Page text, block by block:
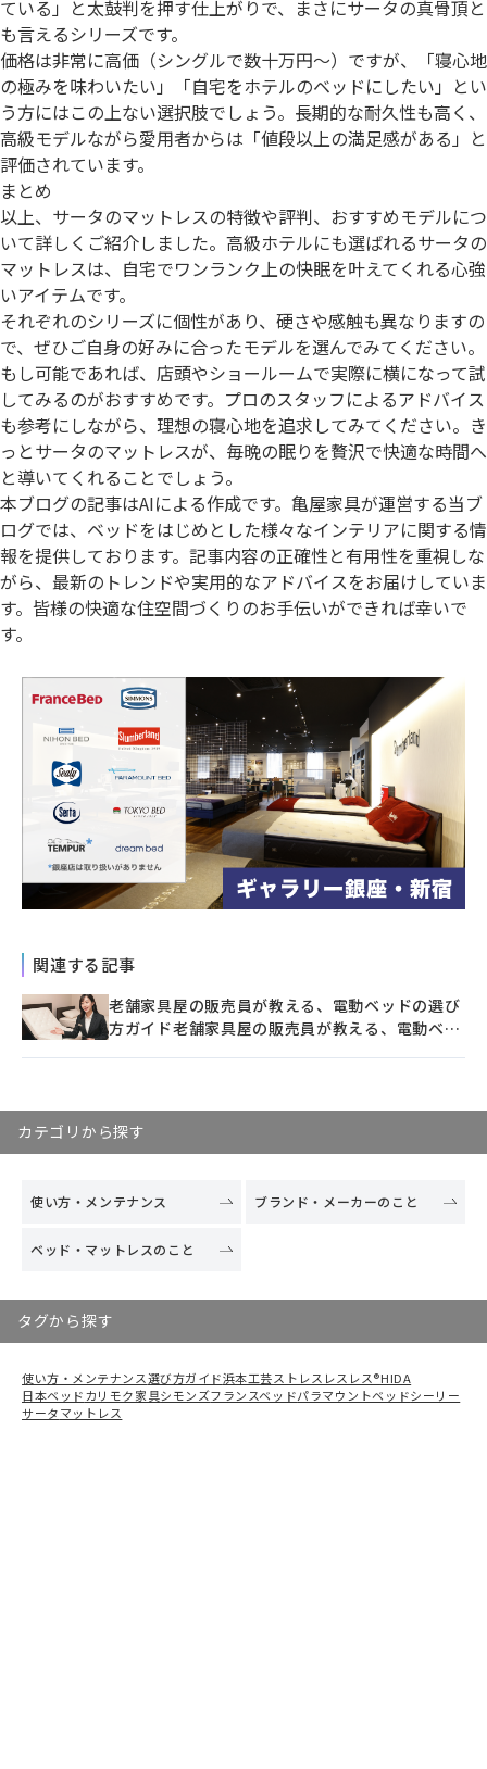
ている」と太鼓判を押す仕上がりで、まさにサータの真骨頂と
も言えるシリーズです。
価格は非常に高価（シングルで数十万円～）ですが、「寝心地
の極みを味わいたい」「自宅をホテルのベッドにしたい」とい
う方にはこの上ない選択肢でしょう。長期的な耐久性も高く、
高級モデルながら愛用者からは「値段以上の満足感がある」と
評価されています。
まとめ
以上、サータのマットレスの特徴や評判、おすすめモデルにつ
いて詳しくご紹介しました。高級ホテルにも選ばれるサータの
マットレスは、自宅でワンランク上の快眠を叶えてくれる心強
いアイテムです。
それぞれのシリーズに個性があり、硬さや感触も異なりますの
で、ぜひご自身の好みに合ったモデルを選んでみてください。
もし可能であれば、店頭やショールームで実際に横になって試
してみるのがおすすめです。プロのスタッフによるアドバイス
も参考にしながら、理想の寝心地を追求してみてください。き
っとサータのマットレスが、毎晩の眠りを贅沢で快適な時間へ
と導いてくれることでしょう。
本ブログの記事はAIによる作成です。亀屋家具が運営する当ブ
ログでは、ベッドをはじめとした様々なインテリアに関する情
報を提供しております。記事内容の正確性と有用性を重視しな
がら、最新のトレンドや実用的なアドバイスをお届けしていま
す。皆様の快適な住空間づくりのお手伝いができれば幸いで
す。
関連する記事
老舗家具屋の販売員が教える、電動ベッドの選び
方ガイド老舗家具屋の販売員が教える、電動ベッ
家具屋の販売員が教える、電動ベッドの選び方ガ
ベッドの選び方ガイド老舗家具屋の販売員が教え
員が教える、電動ベッドの選び方ガイド老舗家具
老舗家具屋の販売員が教える、電動ベッドの選び
方ガイド老舗家具屋の販売員が教える、電動ベッ
ドの選び方ガイド老舗家具屋の販売員が教える、
電動ベッドの選び方ガイド老舗家具屋の販売員が
教える、電動ベッドの選び方ガイド老舗家具屋の
販売員が教える、電動ベッドの選び方ガイド老舗
カテゴリから探す
使い方・メンテナンス ブランド・メーカーのこと
ベッド・マットレスのこと
タグから探す
使い方・メンテナンス選び方ガイド浜本工芸ストレスレスレス®HIDA
日本ベッドカリモク家具シモンズフランスベッドパラマウントベッドシーリー
サータマットレス